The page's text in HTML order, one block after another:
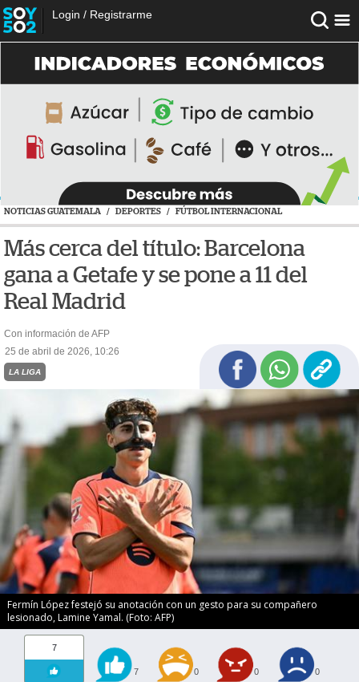
Login / Registrarme
NOTICIAS GUATEMALA / DEPORTES / FÚTBOL INTERNACIONAL
Más cerca del título: Barcelona
gana a Getafe y se pone a 11 del
Real Madrid
Con información de AFP
25 de abril de 2026, 10:26
LA LIGA
Fermín López festejó su anotación con un gesto para su compañero
lesionado, Lamine Yamal. (Foto: AFP)
7
7 0 0 0